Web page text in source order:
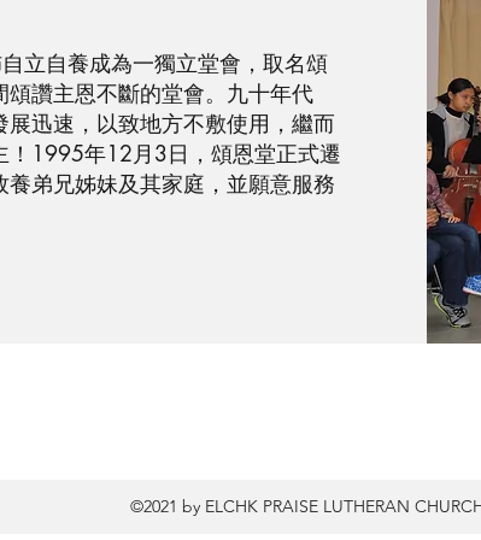
立自養成為一獨立堂會，取名頌
讚主恩不斷的堂會。九十年代
迅速，以致地方不敷使用，繼而
！1995年12月3日，頌恩堂正式遷
弟兄姊妹及其家庭，並願意服務
©2021 by ELCHK PRAISE LUTHERAN